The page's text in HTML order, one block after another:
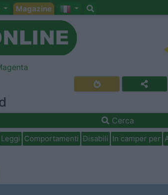
Magazine
Cerca
Leggi Comportamenti Disabili In camper per